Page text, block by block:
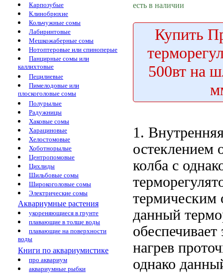
Карпозубые
Клинобрюхие
Кольчужные сомы
Лабиринтовые
Мешкожаберные сомы
Нотоптеровые или спиноперые
Панцирные сомы или
каллихтовые
Пецилиевые
Пимелодовые или
плоскоголовые сомы
Полурылые
Радужницы
Хаковые сомы
Харациновые
Хелостомовые
Хоботнорылые
Центропомовые
Цихлиды
Шильбовые сомы
Широкоголовые сомы
Электрические сомы
Аквариумные растения
укореняющиеся в грунте
плавающие в толще воды
плавающие на поверхности
воды
Книги по аквариумистике
про аквариум
аквариумные рыбки
есть в наличии
Купить
500вт на
1.
остеклением
колба с
термическим
данный
нагрев
однако